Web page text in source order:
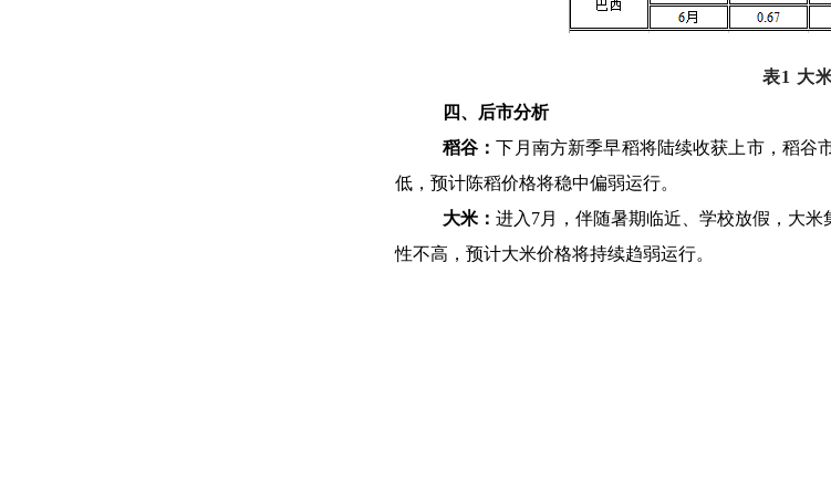
表1 大
四、后市分析
稻谷：下月南方新季早稻将陆续收获上市，稻谷
低，预计陈稻价格将稳中偏弱运行。
大米： 进入7月，伴随暑期临近、学校放假，大
性不高，预计大米价格将持续趋弱运行。